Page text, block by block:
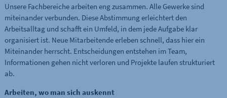
Unsere Fachbereiche arbeiten eng zusammen. Alle Gewerke sind
miteinander verbunden. Diese Abstimmung erleichtert den
Arbeitsalltag und schafft ein Umfeld, in dem jede Aufgabe klar
organisiert ist. Neue Mitarbeitende erleben schnell, dass hier ein
Miteinander herrscht. Entscheidungen entstehen im Team,
Informationen gehen nicht verloren und Projekte laufen strukturiert
ab.
Arbeiten, wo man sich auskennt